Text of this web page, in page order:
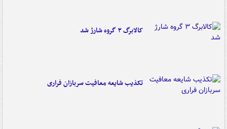
کالابرگ ۳ گروه شارژ شد
تکذیب شایعه معافیت سربازان فراری